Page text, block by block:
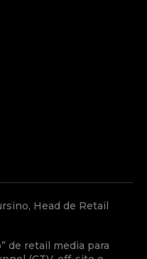
Head de Retail
de retail media para